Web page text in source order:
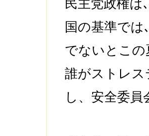
民主党政権は､
国の基準で
でないとこの
誰がストレ
し、安全委